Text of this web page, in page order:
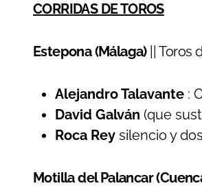
CORRIDAS DE TOROS
Estepona (Málaga)|| Toros
Alejandro Talavante :
David Galván (que
Roca Rey silencio y
Motilla del Palancar